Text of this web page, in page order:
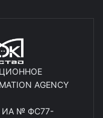
AGENCY
ИА № ФС77-